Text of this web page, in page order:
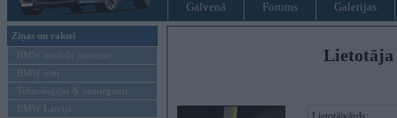
Galvenā Forums Galerijas
Ziņas un raksti
BMW modeļu jaunumi
BMW testi
Tehnoloģijas & sasniegumi
BMW Latvijā
Lietotāja